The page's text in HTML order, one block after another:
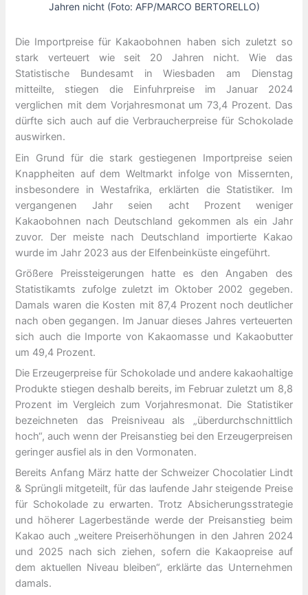
Jahren nicht (Foto: AFP/MARCO BERTORELLO)
Die Importpreise für Kakaobohnen haben sich zuletzt so
stark verteuert wie seit 20 Jahren nicht. Wie das
Statistische Bundesamt in Wiesbaden am Dienstag
mitteilte, stiegen die Einfuhrpreise im Januar 2024
verglichen mit dem Vorjahresmonat um 73,4 Prozent. Das
dürfte sich auch auf die Verbraucherpreise für Schokolade
auswirken.
Ein Grund für die stark gestiegenen Importpreise seien
Knappheiten auf dem Weltmarkt infolge von Missernten,
insbesondere in Westafrika, erklärten die Statistiker. Im
vergangenen Jahr seien acht Prozent weniger
Kakaobohnen nach Deutschland gekommen als ein Jahr
zuvor. Der meiste nach Deutschland importierte Kakao
wurde im Jahr 2023 aus der Elfenbeinküste eingeführt.
Größere Preissteigerungen hatte es den Angaben des
Statistikamts zufolge zuletzt im Oktober 2002 gegeben.
Damals waren die Kosten mit 87,4 Prozent noch deutlicher
nach oben gegangen. Im Januar dieses Jahres verteuerten
sich auch die Importe von Kakaomasse und Kakaobutter
um 49,4 Prozent.
Die Erzeugerpreise für Schokolade und andere kakaohaltige
Produkte stiegen deshalb bereits, im Februar zuletzt um 8,8
Prozent im Vergleich zum Vorjahresmonat. Die Statistiker
bezeichneten das Preisniveau als „überdurchschnittlich
hoch“, auch wenn der Preisanstieg bei den Erzeugerpreisen
geringer ausfiel als in den Vormonaten.
Bereits Anfang März hatte der Schweizer Chocolatier Lindt
& Sprüngli mitgeteilt, für das laufende Jahr steigende Preise
für Schokolade zu erwarten. Trotz Absicherungsstrategie
und höherer Lagerbestände werde der Preisanstieg beim
Kakao auch „weitere Preiserhöhungen in den Jahren 2024
und 2025 nach sich ziehen, sofern die Kakaopreise auf
dem aktuellen Niveau bleiben“, erklärte das Unternehmen
damals.